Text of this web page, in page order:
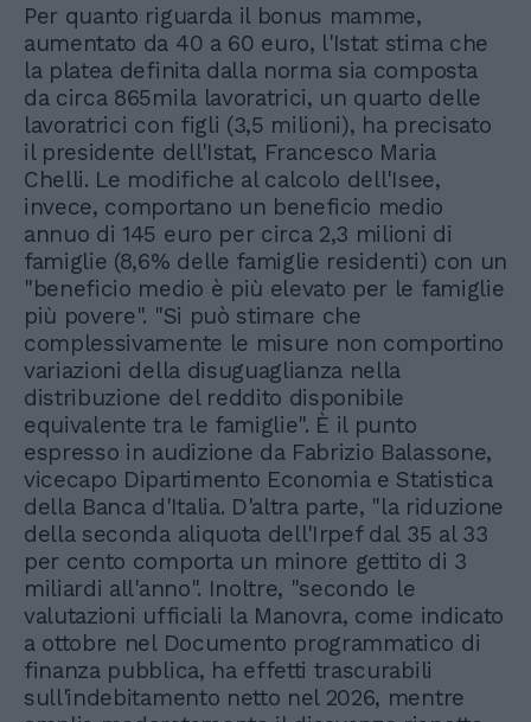
Per quanto riguarda il bonus mamme,
aumentato da 40 a 60 euro, l'Istat stima che
la platea definita dalla norma sia composta
da circa 865mila lavoratrici, un quarto delle
lavoratrici con figli (3,5 milioni), ha precisato
il presidente dell'Istat, Francesco Maria
Chelli. Le modifiche al calcolo dell'Isee,
invece, comportano un beneficio medio
annuo di 145 euro per circa 2,3 milioni di
famiglie (8,6% delle famiglie residenti) con un
"beneficio medio è più elevato per le famiglie
più povere". "Si può stimare che
complessivamente le misure non comportino
variazioni della disuguaglianza nella
distribuzione del reddito disponibile
equivalente tra le famiglie". È il punto
espresso in audizione da Fabrizio Balassone,
vicecapo Dipartimento Economia e Statistica
della Banca d'Italia. D'altra parte, "la riduzione
della seconda aliquota dell'Irpef dal 35 al 33
per cento comporta un minore gettito di 3
miliardi all'anno". Inoltre, "secondo le
valutazioni ufficiali la Manovra, come indicato
a ottobre nel Documento programmatico di
finanza pubblica, ha effetti trascurabili
sull'indebitamento netto nel 2026, mentre